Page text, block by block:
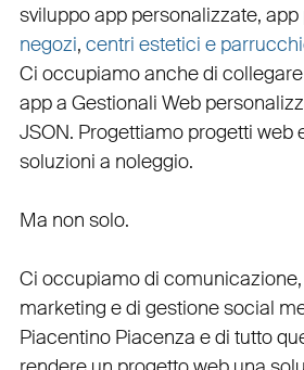
sviluppo app personalizzate, app
negozi, centri estetici e
Ci occupiamo anche di collegare
appa Gestionali Web
JSON. Progettiamo progetti web
soluzioni a noleggio.
Ma non solo.
Ci occupiamo di comunicazione
marketing e di gestione social
PiacentinoPiacenza e di tutto